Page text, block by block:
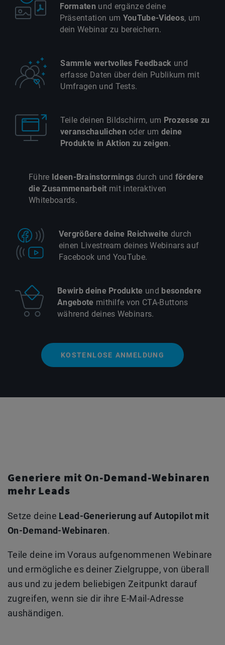
Formaten und ergänze deine
Präsentation um YouTube-Videos, um
dein Webinar zu bereichern.
Sammle wertvolles Feedback und
erfasse Daten über dein Publikum mit
Umfragen und Tests.
Teile deinen Bildschirm, um Prozesse zu
veranschaulichen oder um deine
Produkte in Aktion zu zeigen.
Führe Ideen-Brainstormings durch und fördere
die Zusammenarbeit mit interaktiven
Whiteboards.
Vergrößere deine Reichweite durch
einen Livestream deines Webinars auf
Facebook und YouTube.
Bewirb deine Produkte und besondere
Angebote mithilfe von CTA-Buttons
während deines Webinars.
KOSTENLOSE ANMELDUNG
Generiere mit On-Demand-Webinaren
mehr Leads
Setze deine Lead-Generierung auf Autopilot mit
On-Demand-Webinaren.
Teile deine im Voraus aufgenommenen Webinare
und ermögliche es deiner Zielgruppe, von überall
aus und zu jedem beliebigen Zeitpunkt darauf
zugreifen, wenn sie dir ihre E-Mail-Adresse
aushändigen.